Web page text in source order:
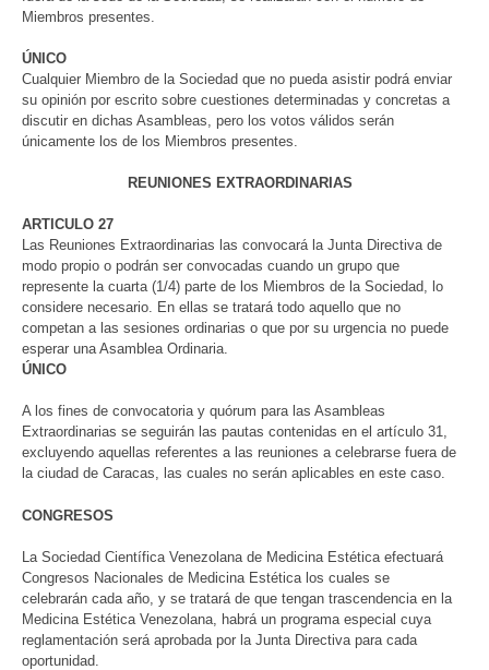
Miembros presentes.
ÚNICO
Cualquier Miembro de la Sociedad que no pueda asistir podrá enviar
su opinión por escrito sobre cuestiones determinadas y concretas a
discutir en dichas Asambleas, pero los votos válidos serán
únicamente los de los Miembros presentes.
REUNIONES EXTRAORDINARIAS
ARTICULO 27
Las Reuniones Extraordinarias las convocará la Junta Directiva de
modo propio o podrán ser convocadas cuando un grupo que
represente la cuarta (1/4) parte de los Miembros de la Sociedad, lo
considere necesario. En ellas se tratará todo aquello que no
competan a las sesiones ordinarias o que por su urgencia no puede
esperar una Asamblea Ordinaria.
ÚNICO
A los fines de convocatoria y quórum para las Asambleas
Extraordinarias se seguirán las pautas contenidas en el artículo 31,
excluyendo aquellas referentes a las reuniones a celebrarse fuera de
la ciudad de Caracas, las cuales no serán aplicables en este caso.
CONGRESOS
La Sociedad Científica Venezolana de Medicina Estética efectuará
Congresos Nacionales de Medicina Estética los cuales se
celebrarán cada año, y se tratará de que tengan trascendencia en la
Medicina Estética Venezolana, habrá un programa especial cuya
reglamentación será aprobada por la Junta Directiva para cada
oportunidad.